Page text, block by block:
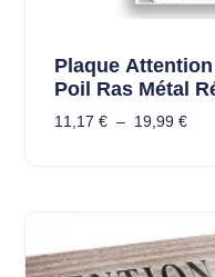
Plaque
Poil Ras Métal
11,17 € – 19,99 €